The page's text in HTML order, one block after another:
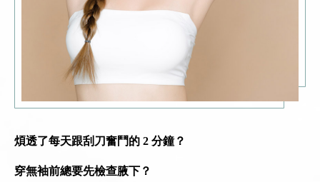
煩透了每天跟刮刀奮鬥的 2 分鐘？
穿無袖前總要先檢查腋下？